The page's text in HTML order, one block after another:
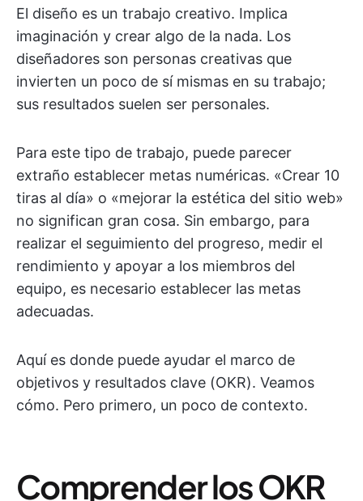
El diseño es un trabajo creativo. Implica
imaginación y crear algo de la nada. Los
diseñadores son personas creativas que
invierten un poco de sí mismas en su trabajo;
sus resultados suelen ser personales.
Para este tipo de trabajo, puede parecer
extraño establecer metas numéricas. «Crear 10
tiras al día» o «mejorar la estética del sitio web»
no significan gran cosa. Sin embargo, para
realizar el seguimiento del progreso, medir el
rendimiento y apoyar a los miembros del
equipo, es necesario establecer las metas
adecuadas.
Aquí es donde puede ayudar el marco de
objetivos y resultados clave (OKR). Veamos
cómo. Pero primero, un poco de contexto.
Comprender los OKR